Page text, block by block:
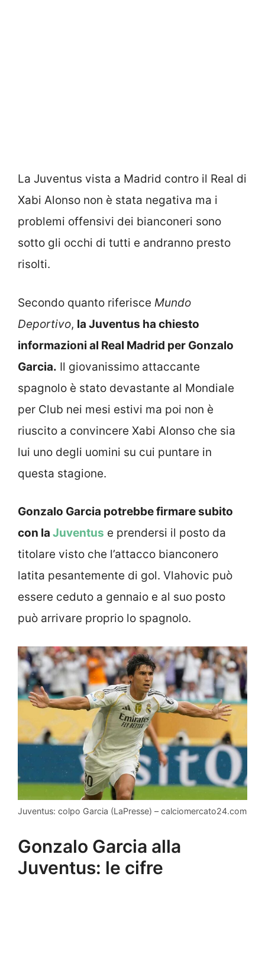
La Juventus vista a Madrid contro il Real di
Xabi Alonso non è stata negativa ma i
problemi offensivi dei bianconeri sono
sotto gli occhi di tutti e andranno presto
risolti.
Secondo quanto riferisce Mundo
Deportivo, la Juventus ha chiesto
informazioni al Real Madrid per Gonzalo
Garcia. Il giovanissimo attaccante
spagnolo è stato devastante al Mondiale
per Club nei mesi estivi ma poi non è
riuscito a convincere Xabi Alonso che sia
lui uno degli uomini su cui puntare in
questa stagione.
Gonzalo Garcia potrebbe firmare subito
con la Juventus e prendersi il posto da
titolare visto che l’attacco bianconero
latita pesantemente di gol. Vlahovic può
essere ceduto a gennaio e al suo posto
può arrivare proprio lo spagnolo.
Juventus: colpo Garcia (LaPresse) – calciomercato24.com
Gonzalo Garcia alla
Juventus: le cifre